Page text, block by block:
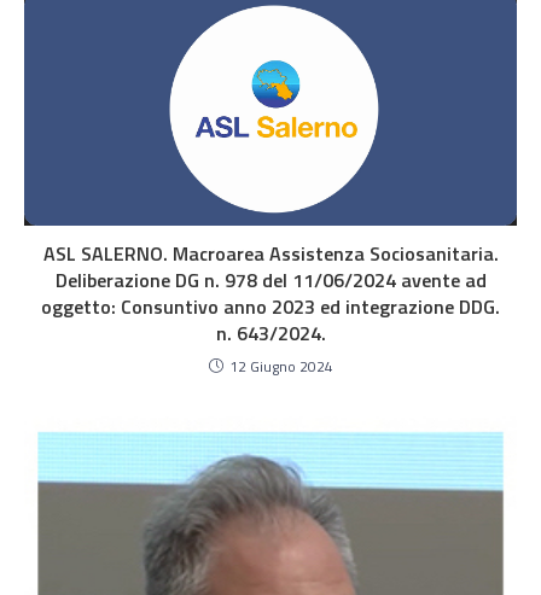
ASL SALERNO. Macroarea Assistenza Sociosanitaria.
Deliberazione DG n. 978 del 11/06/2024 avente ad
oggetto: Consuntivo anno 2023 ed integrazione DDG.
n. 643/2024.
12 Giugno 2024